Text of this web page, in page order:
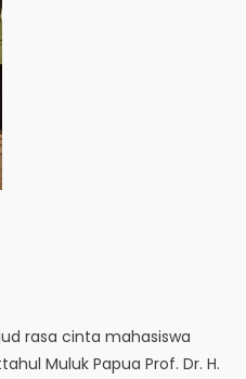
rasa cinta mahasiswa
Muluk Papua Prof. Dr. H.